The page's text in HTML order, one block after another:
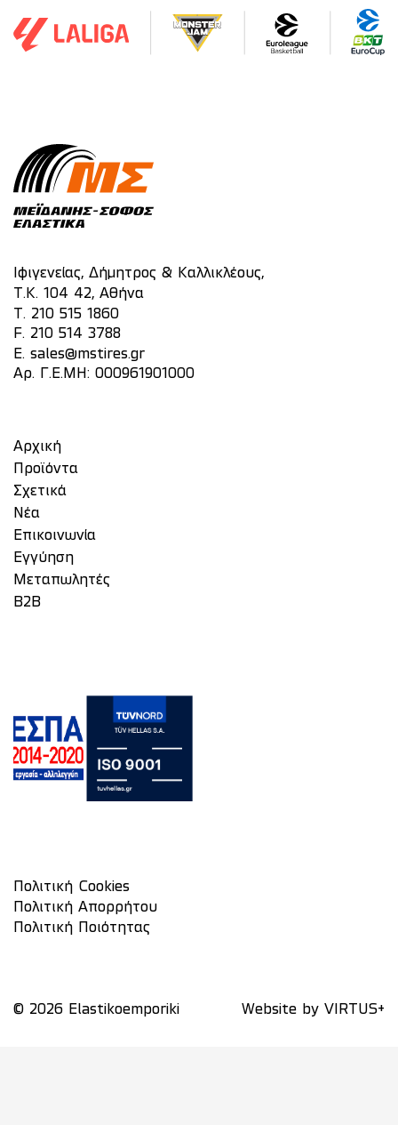
Ιφιγενείας, Δήμητρος & Καλλικλέους,
Τ.Κ. 104 42, Αθήνα
T. 210 515 1860
F. 210 514 3788
E. sales@mstires.gr
Αρ. Γ.Ε.ΜΗ: 000961901000
Αρχική
Προϊόντα
Σχετικά
Νέα
Επικοινωνία
Eγγύηση
Μεταπωλητές
Β2Β
© 2026 Elastikoemporiki
Πολιτική Cookies
Πολιτική Απορρήτου
Πολιτική Ποιότητας
Website by VIRTUS+